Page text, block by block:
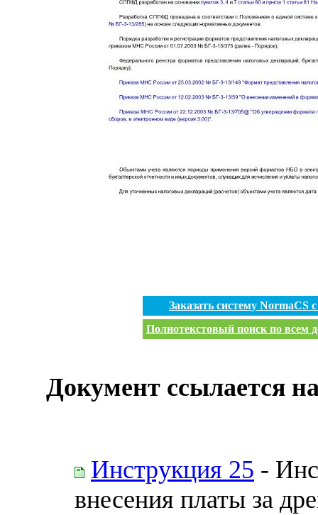
Заказать систему
Полнотекстовый поиск по всем
Документ ссылается
Инструкция 25 -
внесения платы за